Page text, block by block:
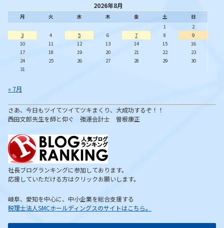
2026年8月
月 火 水 木 金 土
日
1
2
3
4 5 6 7 8
9
10
11 12 13 14 15
16
17
18 19 20 21 22
23
24
25 26 27 28 29
30
31
« 7月
さあ、今日もツイてツイてツキまくり、大成功するぞ！！
西田文郎先生を師と仰ぐ 強運会計士 曽根康正
社長ブログランキングに参加しております。
応援していただける方はクリックお願いします。
岐阜、愛知を中心に、中小企業を総合支援する
税理士法人SMCホールディングスのサイトはこちら。